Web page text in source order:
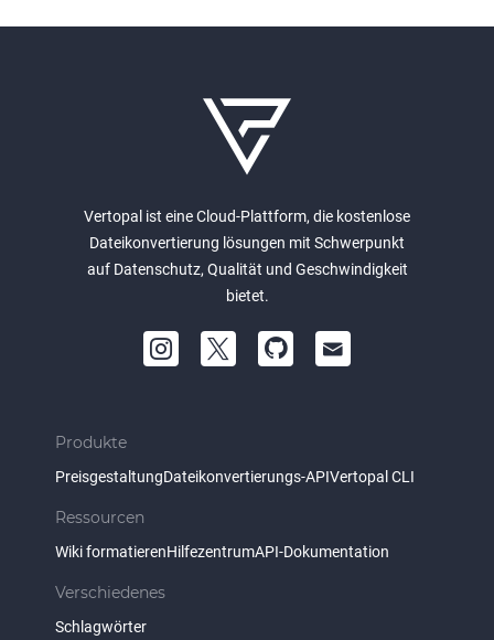
Vertopal ist eine Cloud-Plattform, die kostenlose
Dateikonvertierung lösungen mit Schwerpunkt
auf Datenschutz, Qualität und Geschwindigkeit
bietet.
Produkte
PreisgestaltungDateikonvertierungs-APIVertopal CLI
Ressourcen
Wiki formatierenHilfezentrumAPI-Dokumentation
Verschiedenes
Schlagwörter